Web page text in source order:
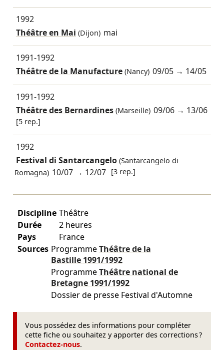
1992
Théâtre en Mai (Dijon) mai
1991-1992
Théâtre de la Manufacture(Nancy) 09/05 → 14/05
1991-1992
Théâtre des Bernardines(Marseille) 09/06 → 13/06
[5 rep.]
1992
Festival di Santarcangelo(Santarcangelo di
Romagna) 10/07 → 12/07 [3 rep.]
Discipline Théâtre
Durée
2 heures
Pays
France
Sources ProgrammeThéâtre de la
Bastille 1991/1992
ProgrammeThéâtre national de
Bretagne 1991/1992
Dossier de presse Festival d'Automne
Vous possédez des informations pour compléter
cette fiche ou souhaitez y apporter des corrections ?
Contactez-nous.